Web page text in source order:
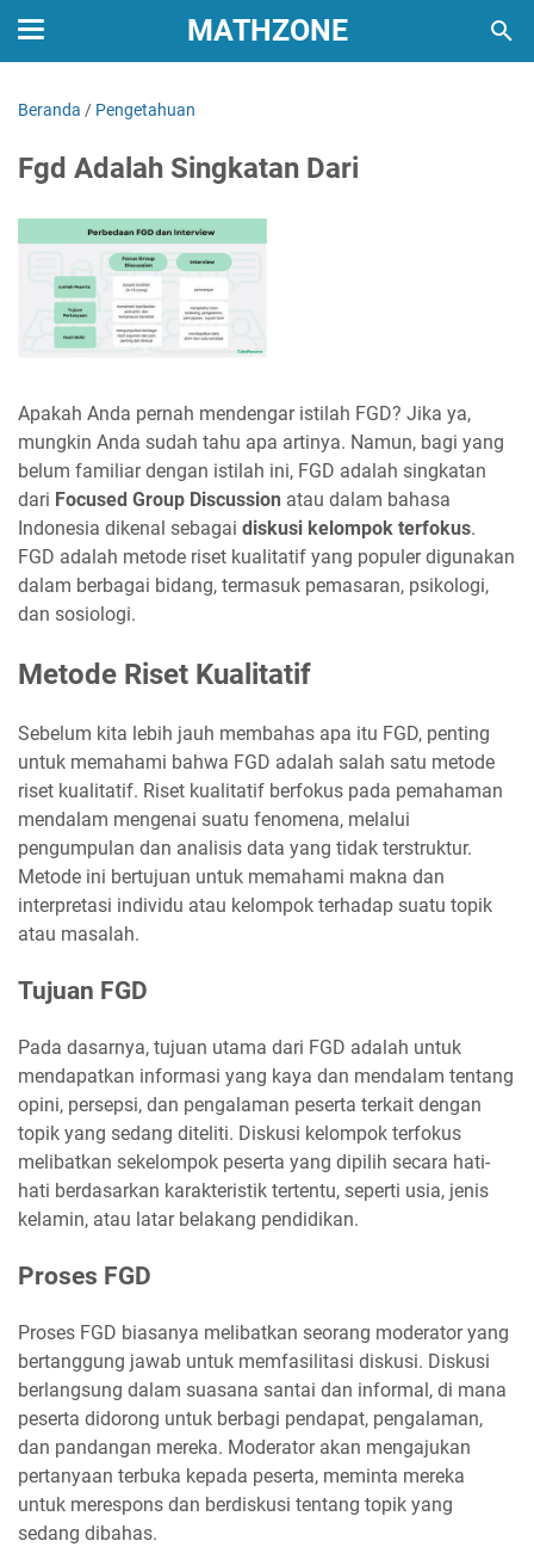
MATHZONE
Beranda / Pengetahuan
Fgd Adalah Singkatan Dari
Apakah Anda pernah mendengar istilah FGD? Jika ya,
mungkin Anda sudah tahu apa artinya. Namun, bagi yang
belum familiar dengan istilah ini, FGD adalah singkatan
dari Focused Group Discussion atau dalam bahasa
Indonesia dikenal sebagai diskusi kelompok terfokus.
FGD adalah metode riset kualitatif yang populer digunakan
dalam berbagai bidang, termasuk pemasaran, psikologi,
dan sosiologi.
Metode Riset Kualitatif
Sebelum kita lebih jauh membahas apa itu FGD, penting
untuk memahami bahwa FGD adalah salah satu metode
riset kualitatif. Riset kualitatif berfokus pada pemahaman
mendalam mengenai suatu fenomena, melalui
pengumpulan dan analisis data yang tidak terstruktur.
Metode ini bertujuan untuk memahami makna dan
interpretasi individu atau kelompok terhadap suatu topik
atau masalah.
Tujuan FGD
Pada dasarnya, tujuan utama dari FGD adalah untuk
mendapatkan informasi yang kaya dan mendalam tentang
opini, persepsi, dan pengalaman peserta terkait dengan
topik yang sedang diteliti. Diskusi kelompok terfokus
melibatkan sekelompok peserta yang dipilih secara hati-
hati berdasarkan karakteristik tertentu, seperti usia, jenis
kelamin, atau latar belakang pendidikan.
Proses FGD
Proses FGD biasanya melibatkan seorang moderator yang
bertanggung jawab untuk memfasilitasi diskusi. Diskusi
berlangsung dalam suasana santai dan informal, di mana
peserta didorong untuk berbagi pendapat, pengalaman,
dan pandangan mereka. Moderator akan mengajukan
pertanyaan terbuka kepada peserta, meminta mereka
untuk merespons dan berdiskusi tentang topik yang
sedang dibahas.